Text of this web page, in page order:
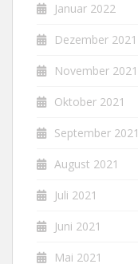
Januar 2022
Dezember 2021
November 2021
Oktober 2021
September 2021
August 2021
Juli 2021
Juni 2021
Mai 2021